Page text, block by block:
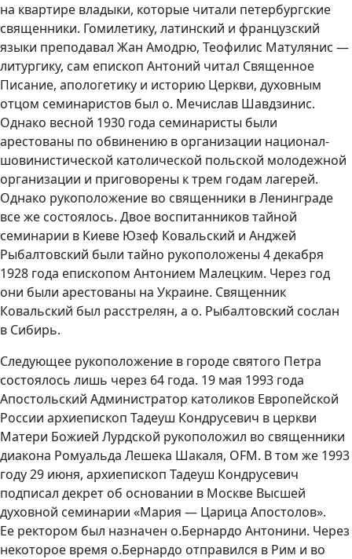
на квартире владыки, которые читали петербургские
священники. Гомилетику, латинский и французский
языки преподавал Жан Амодрю, Теофилис Матулянис —
литургику, сам епископ Антоний читал Священное
Писание, апологетику и историю Церкви, духовным
отцом семинаристов был о. Мечислав Шавдзинис.
Однако весной 1930 года семинаристы были
арестованы по обвинению в организации национал-
шовинистической католической польской молодежной
организации и приговорены к трем годам лагерей.
Однако рукоположение во священники в Ленинграде
все же состоялось. Двое воспитанников тайной
семинарии в Киеве Юзеф Ковальский и Анджей
Рыбалтовский были тайно рукоположены 4 декабря
1928 года епископом Антонием Малецким. Через год
они были арестованы на Украине. Священник
Ковальский был расстрелян, а о. Рыбалтовский сослан
в Сибирь.
Следующее рукоположение в городе святого Петра
состоялось лишь через 64 года. 19 мая 1993 года
Апостольский Администратор католиков Европейской
России архиепископ Тадеуш Кондрусевич в церкви
Матери Божией Лурдской рукоположил во священники
диакона Ромуальда Лешека Шакаля, OFM. В том же 1993
году 29 июня, архиепископ Тадеуш Кондрусевич
подписал декрет об основании в Москве Высшей
духовной семинарии «Мария — Царица Апостолов».
Ее ректором был назначен о.Бернардо Антонини. Через
некоторое время о.Бернардо отправился в Рим и во